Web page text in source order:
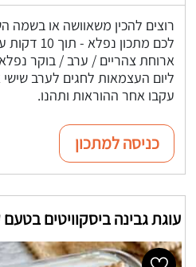
רוצים להכין משאוושה או בשמה
לכם מתכון
ארוחת צהריים / ערב / בוקר
ליום העצמאות לחגים לערב שישי
עקבו אחר ההוראות ותהנו.
כניסה למתכון
עוגת גבינה ביסקוויטים